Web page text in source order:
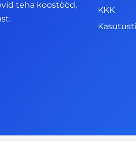
teha koostööd,
KKK